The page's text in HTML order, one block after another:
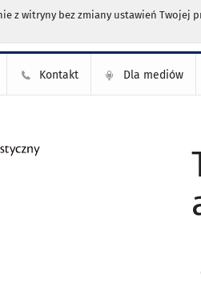
z witryny bez zmiany ustawień Twojej
Kontakt Dla mediów